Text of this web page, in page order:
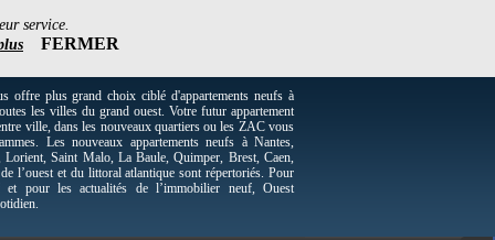
service.
FERMER
plus grand choix ciblé d'appartements neufs à
les villes du grand ouest. Votre futur appartement
ville, dans les nouveaux quartiers ou les ZAC vous
Les nouveaux appartements neufs à Nantes,
Lorient, Saint Malo, La Baule, Quimper, Brest, Caen,
l’ouest et du littoral atlantique sont répertoriés. Pour
et pour les actualités de l’immobilier neuf, Ouest